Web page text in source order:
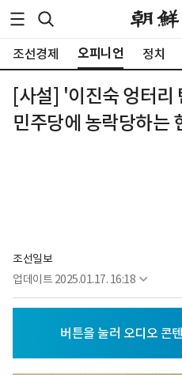
조선경제 오피니언 정치
[사설] '이진숙 엉터리
민주당에 농락당하는
조선일보
업데이트 2025.01.17. 16:18